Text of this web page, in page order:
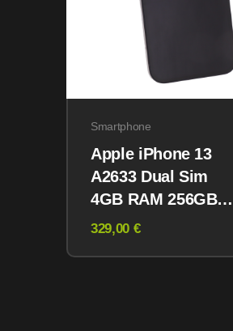
Smartphone
Apple iPhone 13
A2633 Dual Sim
4GB RAM 256GB
Midnight
329,00 €